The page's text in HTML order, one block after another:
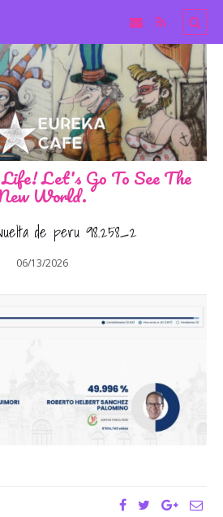
Let's Go To See The
World.
de peru 98.258_2
06/13/2026